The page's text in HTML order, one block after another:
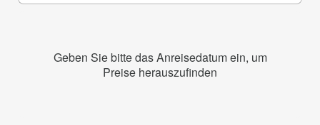
Geben Sie bitte das Anreisedatum ein, um
Preise herauszufinden